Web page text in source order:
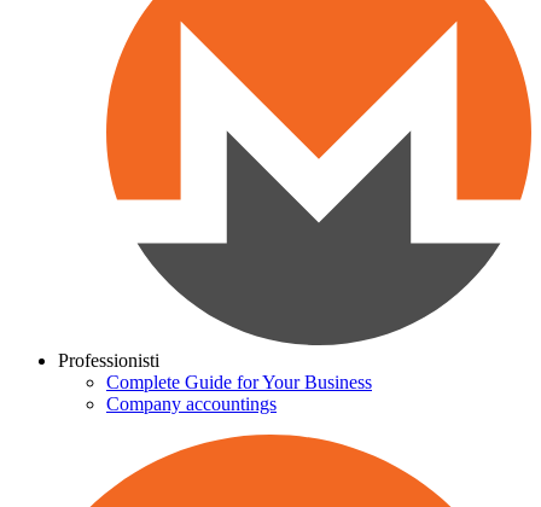
Professionisti
Complete Guide for Your Business
Company accountings